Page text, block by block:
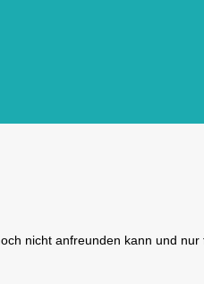
nicht anfreunden kann und